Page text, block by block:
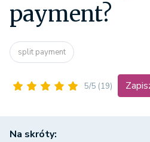
payment?
split payment
5/5 (19)
Na skróty: